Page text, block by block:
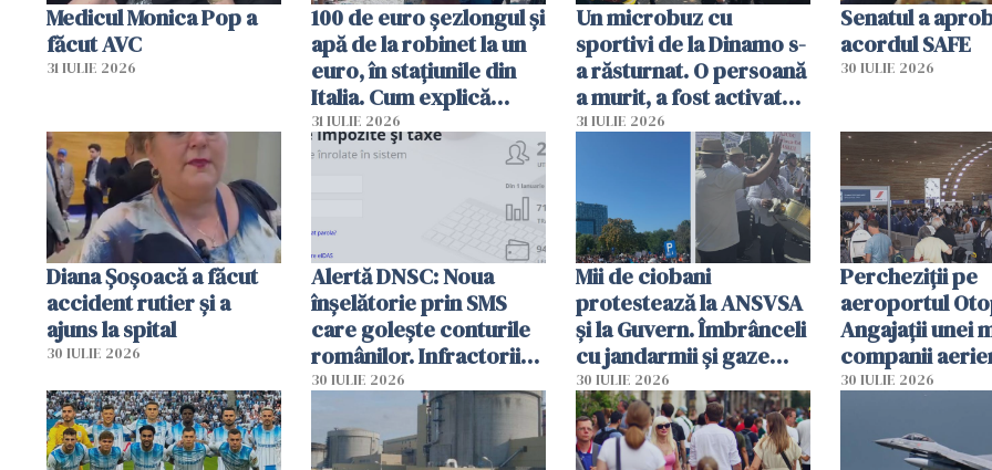
Medicul Monica Pop a
făcut AVC
31 IULIE 2026
100 de euro șezlongul și
apă de la robinet la un
euro, în stațiunile din
Italia. Cum explică
autoritățile
31 IULIE 2026
Un microbuz cu
sportivi de la Dinamo s-
a răsturnat. O persoană
a murit, a fost activat
planul roșu de
31 IULIE 2026
Senatul a
acordul SAFE
30 IULIE 2026
Diana Șoșoacă a făcut
accident rutier și a
ajuns la spital
30 IULIE 2026
Alertă DNSC: Noua
înșelătorie prin SMS
care golește conturile
românilor. Infractorii
folosesc numele
Ghișeul.ro și al Poliției
Române
30 IULIE 2026
Mii de ciobani
protestează la ANSVSA
și la Guvern. Îmbrânceli
cu jandarmii și gaze
lacrimogene
30 IULIE 2026
Percheziții pe
aeroportul
Angajații unei
companii
parfumuri,
vânzării
30 IULIE 2026